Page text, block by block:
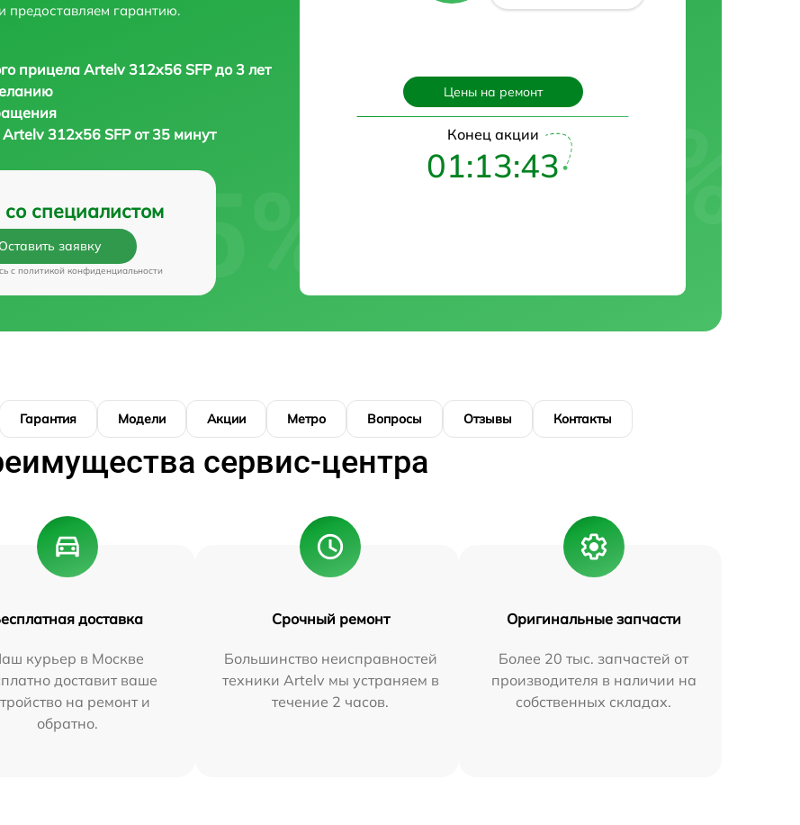
предоставляем гарантию.
прицела Artelv 312x56 SFP до 3 лет
312x56 SFP от 35 минут
специалистом
Оставить заявку
c политикой конфиденциальности
Цены на ремонт
Конец акции
01:13:43
Гарантия Модели Акции Метро Вопросы Отзывы Контакты
сервис-центра
доставка
курьер в Москве
доставит ваше
на ремонт и
обратно.
Срочный ремонт
Большинство неисправностей
техники Artelv мы устраняем в
течение 2 часов.
Оригинальные запчасти
Более 20 тыс. запчастей от
производителя в наличии на
собственных складах.